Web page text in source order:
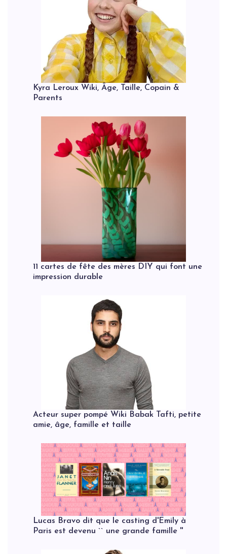
Kyra Leroux Wiki, Âge, Taille, Copain &
Parents
11 cartes de fête des mères DIY qui font une
impression durable
Acteur super pompé Wiki Babak Tafti, petite
amie, âge, famille et taille
Lucas Bravo dit que le casting d'Emily à
Paris est devenu `` une grande famille ''